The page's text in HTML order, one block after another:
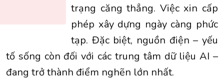
trạng căng thẳng. Việc xin cấp
phép xây dựng ngày càng phức
tạp. Đặc biệt, nguồn điện – yếu
tố sống còn đối với các trung tâm dữ liệu AI –
đang trở thành điểm nghẽn lớn nhất.